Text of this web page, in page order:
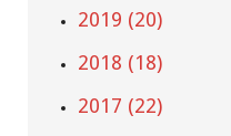
2019 (20)
2018 (18)
2017 (22)